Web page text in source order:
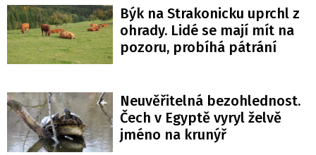
Býk na Strakonicku uprchl z
ohrady. Lidé se mají mít na
pozoru, probíhá pátrání
Neuvěřitelná bezohlednost.
Čech v Egyptě vyryl želvě
jméno na krunýř